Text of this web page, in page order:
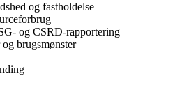
og fastholdelse
og CSRD-rapportering
brugsmønster